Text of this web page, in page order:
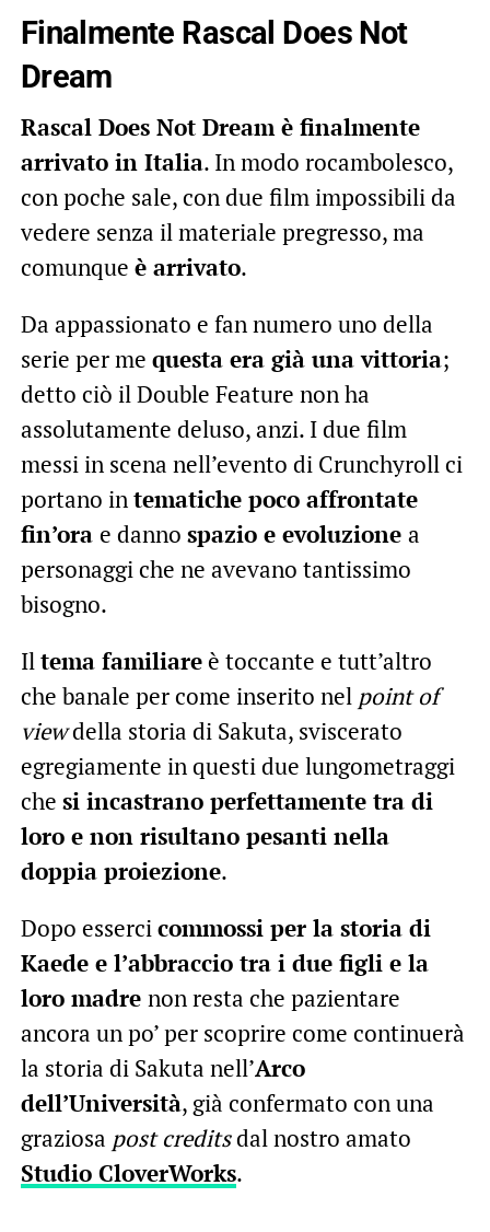
Finalmente Rascal Does Not
Dream
Rascal Does Not Dream è finalmente
arrivato in Italia. In modo rocambolesco,
con poche sale, con due film impossibili da
vedere senza il materiale pregresso, ma
comunque è arrivato.
Da appassionato e fan numero uno della
serie per me questa era già una vittoria;
detto ciò il Double Feature non ha
assolutamente deluso, anzi. I due film
messi in scena nell’evento di Crunchyroll ci
portano in tematiche poco affrontate
fin’ora e danno spazio e evoluzione a
personaggi che ne avevano tantissimo
bisogno.
Il tema familiareè toccante e tutt’altro
che banale per come inserito nel point of
viewdella storia di Sakuta, sviscerato
egregiamente in questi due lungometraggi
che si incastrano perfettamente tra di
loro e non risultano pesanti nella
doppia proiezione.
Dopo esserci commossi per la storia di
Kaede e l’abbraccio tra i due figli e la
loro madre non resta che pazientare
ancora un po’ per scoprire come continuerà
la storia di Sakuta nell’Arco
dell’Università, già confermato con una
graziosa post creditsdal nostro amato
Studio CloverWorks.